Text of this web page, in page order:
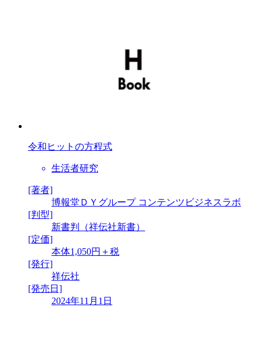
令和ヒットの方程式
生活者研究
[著者]
博報堂ＤＹグループ コンテンツビジネスラボ
[判型]
新書判（祥伝社新書）
[定価]
本体1,050円＋税
[発行]
祥伝社
[発売日]
2024年11月1日